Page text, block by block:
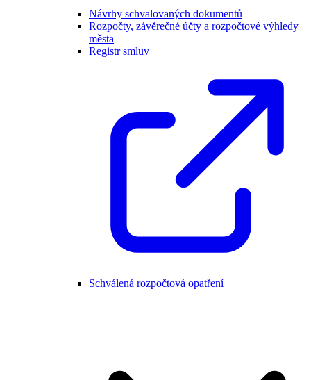
Návrhy schvalovaných dokumentů
Rozpočty, závěrečné účty a rozpočtové výhledy
města
Registr smluv
Schválená rozpočtová opatření